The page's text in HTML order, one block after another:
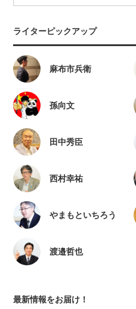
ライターピックアップ
麻布市兵衛
孫向文
田中秀臣
西村幸祐
やまもといちろう
渡邉哲也
最新情報をお届け！